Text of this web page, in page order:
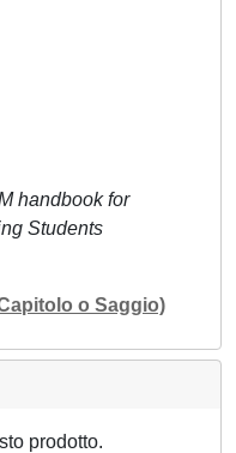
handbook for
Students
o Saggio)
prodotto.